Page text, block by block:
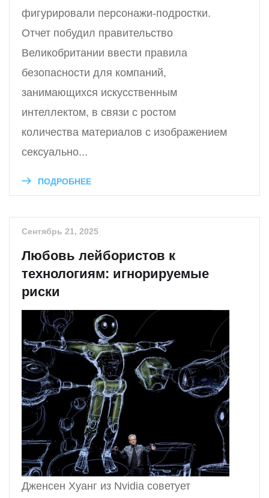
фигурировали персонажи-подростки.
Отчет побудил правительство
Великобритании ввести правила
безопасности для компаний,
занимающихся искусственным
интеллектом, в связи с ростом
количества материалов с изображением
сексуально...
ПОДРОБНЕЕ
Сентябрь 21, 2025
Любовь лейбористов к
технологиям: игнорируемые
риски
Дженсен Хуанг из Nvidia советует